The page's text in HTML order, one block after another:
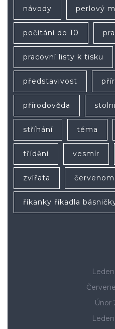
návody perlový
počítání do 10
pracovní listy k tisku
představivost
přírodověda
stříhání téma
třídění vesmír
zvířata
říkanky říkadla
Únor